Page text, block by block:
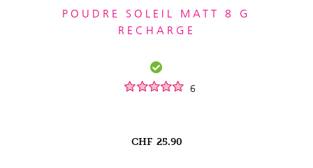
POUDRE SOLEIL MATT 8 G
RECHARGE
6
CHF 25.90